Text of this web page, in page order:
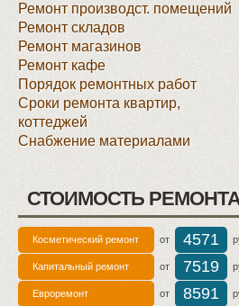
Ремонт производст. помещений
Ремонт складов
Ремонт магазинов
Ремонт кафе
Порядок ремонтных работ
Сроки ремонта квартир,
коттеджей
Снабжение материалами
СТОИМОСТЬ
Косметический ремонт от 4571
Капитальный ремонт от 7519
Евроремонт от 8591